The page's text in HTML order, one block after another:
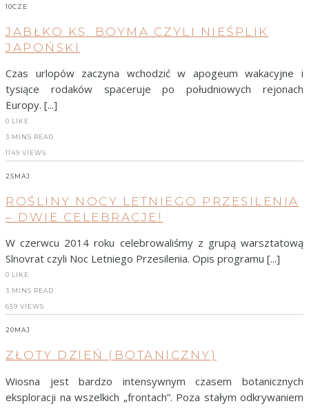
10CZE
JABŁKO KS. BOYMA CZYLI NIEŚPLIK
JAPOŃSKI
Czas urlopów zaczyna wchodzić w apogeum wakacyjne i
tysiące rodaków spaceruje po południowych rejonach
Europy. [...]
0 LIKE
3 MINS READ
1149 VIEWS
25MAJ
ROŚLINY NOCY LETNIEGO PRZESILENIA
– DWIE CELEBRACJE!
W czerwcu 2014 roku celebrowaliśmy z grupą warsztatową
Slnovrat czyli Noc Letniego Przesilenia. Opis programu [...]
0 LIKE
3 MINS READ
659 VIEWS
20MAJ
ZŁOTY DZIEŃ (BOTANICZNY)
Wiosna jest bardzo intensywnym czasem botanicznych
eksploracji na wszelkich „frontach”. Poza stałym odkrywaniem